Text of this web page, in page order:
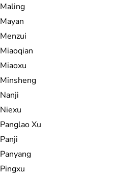
Maling
Mayan
Menzui
Miaoqian
Miaoxu
Minsheng
Nanji
Niexu
Panglao Xu
Panji
Panyang
Pingxu